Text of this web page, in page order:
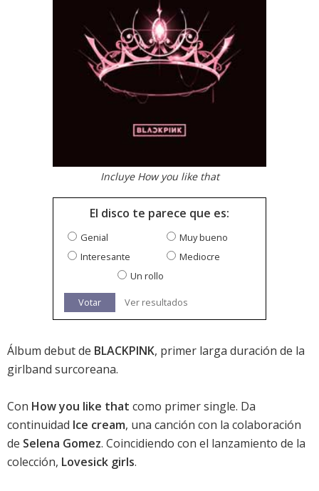
Incluye How you like that
El disco te parece que es:
Genial
Muy bueno
Interesante
Mediocre
Un rollo
Votar Ver resultados
Álbum debut de BLACKPINK, primer larga duración de la
girlband surcoreana.
Con How you like that como primer single. Da
continuidad Ice cream, una canción con la colaboración
de Selena Gomez. Coincidiendo con el lanzamiento de la
colección, Lovesick girls.